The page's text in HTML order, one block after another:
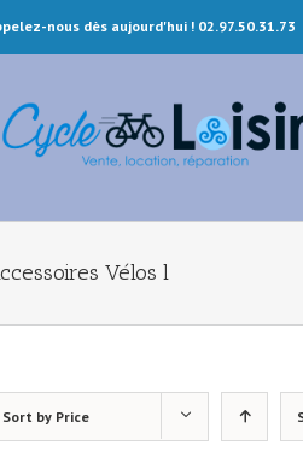
nous dès aujourd'hui ! 02.97.50.31.73
Vélos l
Sort by Price